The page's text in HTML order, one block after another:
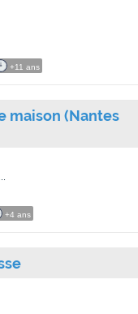
+11 ans
maison (Nantes
+4 ans